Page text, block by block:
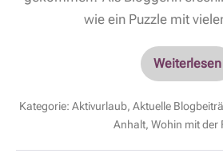
wie ein Puzzle mit
Weiterlesen
Kategorie: Aktivurlaub, Aktuelle
Anhalt, Wohin mit der